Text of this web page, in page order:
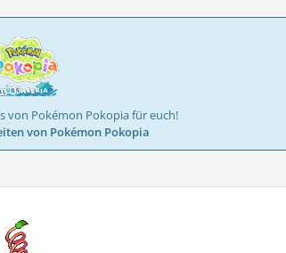
von Pokémon Pokopia für euch!
von Pokémon Pokopia